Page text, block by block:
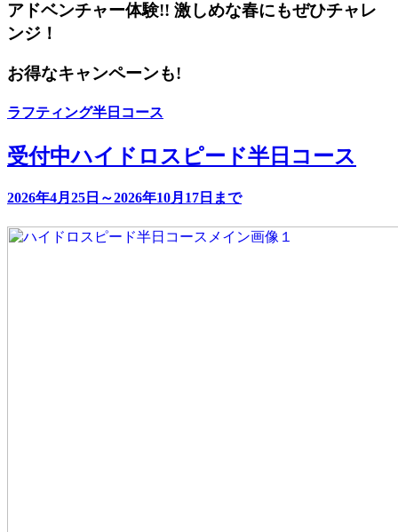
アドベンチャー体験!! 激しめな春にもぜひチャレ
ンジ！
お得なキャンペーンも!
ラフティング半日コース
受付中ハイドロスピード半日コース
2026年4月25日～2026年10月17日まで